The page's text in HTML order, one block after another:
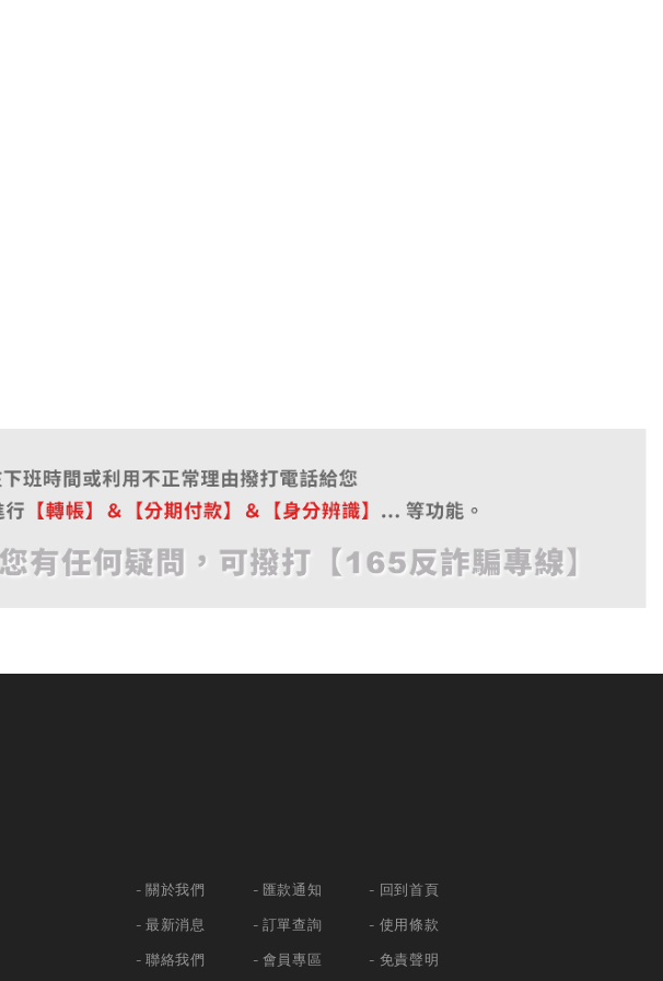
關於我們
最新消息
聯絡我們
匯款通知
訂單查詢
會員專區
回到首頁
使用條款
免責聲明